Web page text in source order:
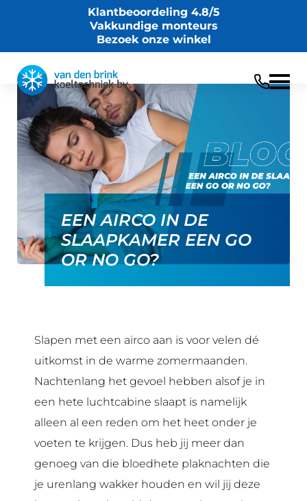
Klantbeoordeling 4.8/5
Vakkundige monteurs
Bezoek onze winkel
EEN AIRCO IN DE
SLAAPKAMER EEN GO
OR NO GO?
Slapen met een airco aan is voor velen dé
uitkomst in de warme zomermaanden.
Nachtenlang het gevoel hebben alsof je in
een hete luchtcabine slaapt is namelijk
alleen al een reden om het heet onder je
voeten te krijgen. Dus heb jij meer dan
genoeg van die bloedhete plaknachten die
je urenlang wakker houden en wil jij deze